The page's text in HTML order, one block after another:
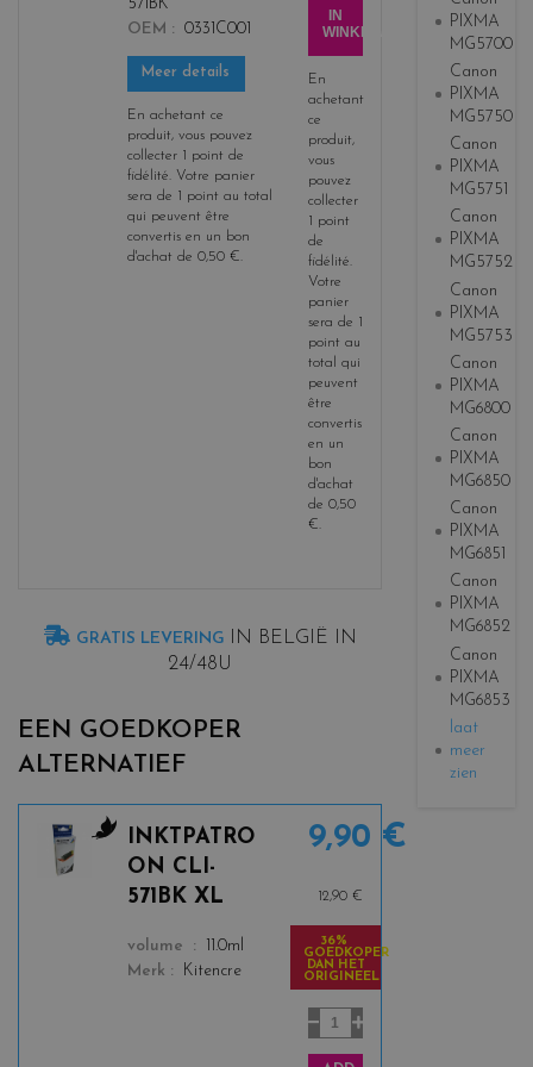
571BK
OEM
0331C001
Meer details
En achetant ce
produit, vous pouvez
collecter 1 point de
fidélité. Votre panier
sera de 1 point au total
qui peuvent être
convertis en un bon
d'achat de 0,50 €.
IN
WINKELWAGEN
En
achetant
ce
produit,
vous
pouvez
collecter
1 point
de
fidélité.
Votre
panier
sera de 1
point au
total qui
peuvent
être
convertis
en un
bon
d'achat
de 0,50
€.
GRATIS LEVERING IN BELGIË IN
24/48U
EEN GOEDKOPER
ALTERNATIEF
INKTPATRO
ON CLI-
571BK XL
color
volume
11.0ml
Merk
Kitencre
9,90 €
12,90 €
36%
GOEDKOPER
DAN HET
ORIGINEEL
PIXMA
MG5700
Canon
PIXMA
MG5750
Canon
PIXMA
MG5751
Canon
PIXMA
MG5752
Canon
PIXMA
MG5753
Canon
PIXMA
MG6800
Canon
PIXMA
MG6850
Canon
PIXMA
MG6851
Canon
PIXMA
MG6852
Canon
PIXMA
MG6853
laat
meer
zien